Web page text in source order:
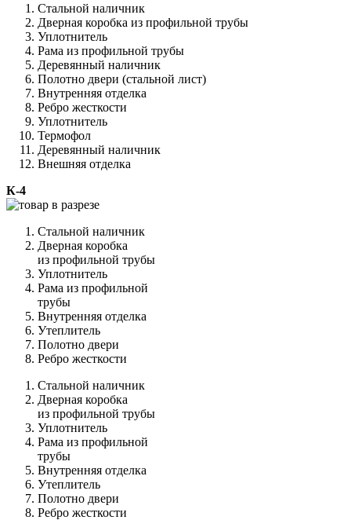
Стальной наличник
Дверная коробка из профильной трубы
Уплотнитель
Рама из профильной трубы
Деревянный наличник
Полотно двери (стальной лист)
Внутренняя отделка
Ребро жесткости
Уплотнитель
Термофол
Деревянный наличник
Внешняя отделка
К-4
Стальной наличник
Дверная коробка
из профильной трубы
Уплотнитель
Рама из профильной
трубы
Внутренняя отделка
Утеплитель
Полотно двери
Ребро жесткости
Стальной наличник
Дверная коробка
из профильной трубы
Уплотнитель
Рама из профильной
трубы
Внутренняя отделка
Утеплитель
Полотно двери
Ребро жесткости